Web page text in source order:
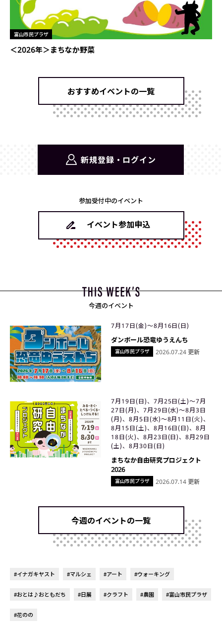
富山市民プラザ
＜2026年＞まちなか野菜
おすすめイベントの一覧
新規登録・ログイン
参加受付中のイベント
イベント参加申込
今週のイベント
富山市民プラザ
7月17日(金)〜8月16日(日)
ダンボール恐竜ゆうえんち
2026.07.24 更新
富山市民プラザ
7月19日(日)、7月25日(土)〜7月
27日(月)、7月29日(水)〜8月3日
(月)、8月5日(水)〜8月11日(火)、
8月15日(土)、8月16日(日)、8月
18日(火)、8月23日(日)、8月29日
(土)、8月30日(日)
まちなか自由研究プロジェクト
2026
2026.07.14 更新
今週のイベントの一覧
#イナガキヤスト #マルシェ #アート #ウォーキング
#おとは♪おともだち #日展 #クラフト #農園 #富山市民プラザ
#花のの